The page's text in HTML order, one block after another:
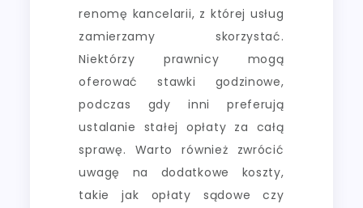
renomę kancelarii, z której usług
zamierzamy skorzystać.
Niektórzy prawnicy mogą
oferować stawki godzinowe,
podczas gdy inni preferują
ustalanie stałej opłaty za całą
sprawę. Warto również zwrócić
uwagę na dodatkowe koszty,
takie jak opłaty sądowe czy